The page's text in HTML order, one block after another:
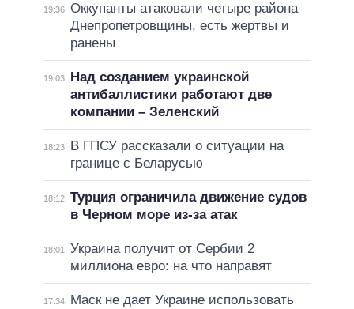
19:36 Оккупанты атаковали четыре района
Днепропетровщины, есть жертвы и
ранены
19:03
Над созданием украинской
антибаллистики работают две
компании – Зеленский
18:23
В ГПСУ рассказали о ситуации на
границе с Беларусью
18:12 Турция ограничила движение судов
в Черном море из-за атак
18:01
Украина получит от Сербии 2
миллиона евро: на что направят
17:34
Маск не дает Украине использовать